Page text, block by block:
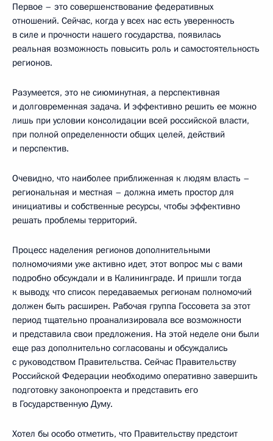
Первое – это совершенствование федеративных
отношений. Сейчас, когда у всех нас есть уверенность
в силе и прочности нашего государства, появилась
реальная возможность повысить роль и самостоятельность
регионов.
Разумеется, это не сиюминутная, а перспективная
и долговременная задача. И эффективно решить ее можно
лишь при условии консолидации всей российской власти,
при полной определенности общих целей, действий
и перспектив.
Очевидно, что наиболее приближенная к людям власть –
региональная и местная – должна иметь простор для
инициативы и собственные ресурсы, чтобы эффективно
решать проблемы территорий.
Процесс наделения регионов дополнительными
полномочиями уже активно идет, этот вопрос мы с вами
подробно обсуждали и в Калининграде. И пришли тогда
к выводу, что список передаваемых регионам полномочий
должен быть расширен. Рабочая группа Госсовета за этот
период тщательно проанализировала все возможности
и представила свои предложения. На этой неделе они были
еще раз дополнительно согласованы и обсуждались
с руководством Правительства. Сейчас Правительству
Российской Федерации необходимо оперативно завершить
подготовку законопроекта и представить его
в Государственную Думу.
Хотел бы особо отметить, что Правительству предстоит